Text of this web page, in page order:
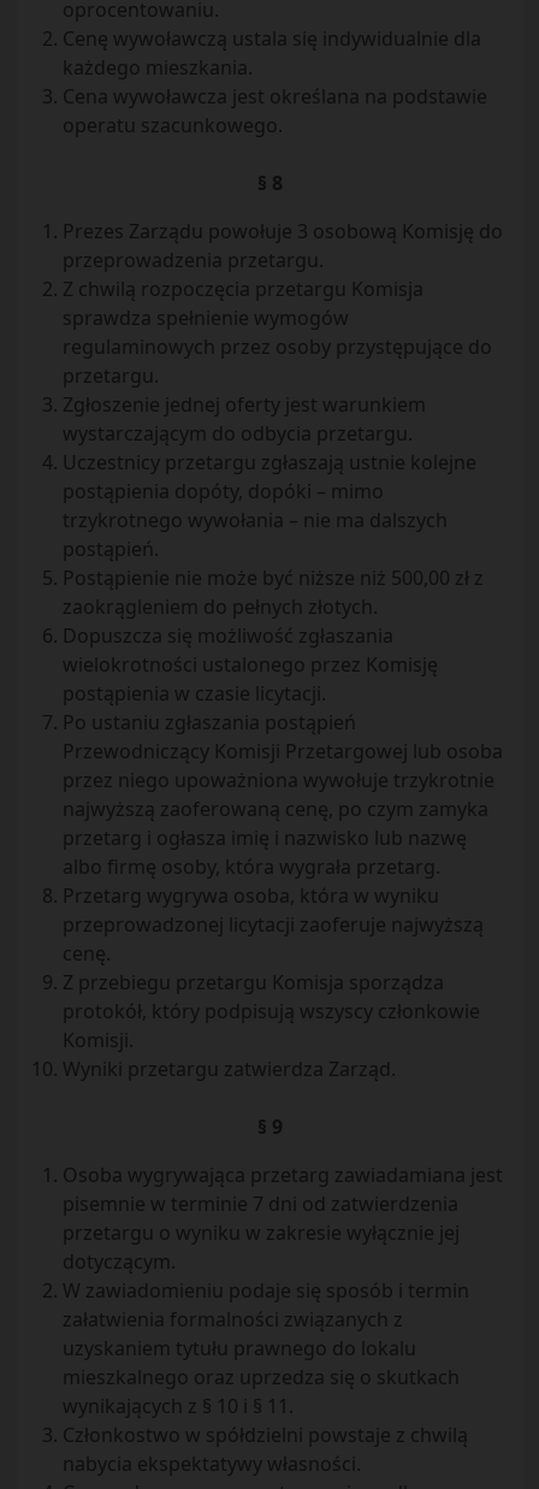
oprocentowaniu.
Cenę wywoławczą ustala się indywidualnie dla
każdego mieszkania.
Cena wywoławcza jest określana na podstawie
operatu szacunkowego.
§ 8
Prezes Zarządu powołuje 3 osobową Komisję do
przeprowadzenia przetargu.
Z chwilą rozpoczęcia przetargu Komisja
sprawdza spełnienie wymogów
regulaminowych przez osoby przystępujące do
przetargu.
Zgłoszenie jednej oferty jest warunkiem
wystarczającym do odbycia przetargu.
Uczestnicy przetargu zgłaszają ustnie kolejne
postąpienia dopóty, dopóki – mimo
trzykrotnego wywołania – nie ma dalszych
postąpień.
Postąpienie nie może być niższe niż 500,00 zł z
zaokrągleniem do pełnych złotych.
Dopuszcza się możliwość zgłaszania
wielokrotności ustalonego przez Komisję
postąpienia w czasie licytacji.
Po ustaniu zgłaszania postąpień
Przewodniczący Komisji Przetargowej lub osoba
przez niego upoważniona wywołuje trzykrotnie
najwyższą zaoferowaną cenę, po czym zamyka
przetarg i ogłasza imię i nazwisko lub nazwę
albo firmę osoby, która wygrała przetarg.
Przetarg wygrywa osoba, która w wyniku
przeprowadzonej licytacji zaoferuje najwyższą
cenę.
Z przebiegu przetargu Komisja sporządza
protokół, który podpisują wszyscy członkowie
Komisji.
Wyniki przetargu zatwierdza Zarząd.
§ 9
Osoba wygrywająca przetarg zawiadamiana jest
pisemnie w terminie 7 dni od zatwierdzenia
przetargu o wyniku w zakresie wyłącznie jej
dotyczącym.
W zawiadomieniu podaje się sposób i termin
załatwienia formalności związanych z
uzyskaniem tytułu prawnego do lokalu
mieszkalnego oraz uprzedza się o skutkach
wynikających z § 10 i § 11.
Członkostwo w spółdzielni powstaje z chwilą
nabycia ekspektatywy własności.